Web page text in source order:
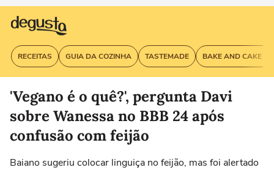
RECEITAS GUIA DA COZINHA TASTEMADE BAKE AND CAKE
'Vegano é o quê?', pergunta Davi
sobre Wanessa no BBB 24 após
confusão com feijão
Baiano sugeriu colocar linguiça no feijão, mas foi alertado